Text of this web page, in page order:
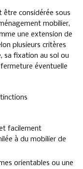
être considérée sous
mobilier,
une extension de
plusieurs critères
sa fixation au sol ou
éventuelle
facilement
à du mobilier de
orientables ou une